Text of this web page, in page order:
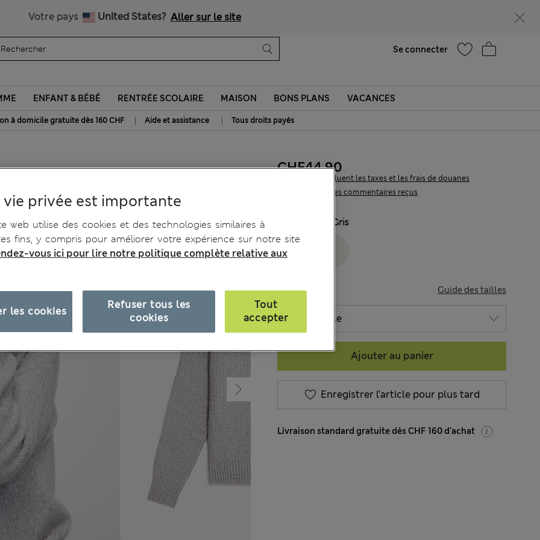
Votre pays United States? Aller sur le site
Se connecter
ENFANT & BÉBÉ RENTRÉE SCOLAIRE MAISON BONS PLANS VACANCES
à domicile gratuite dès 160 CHF | Aide et assistance | Tous droits payés
365 les commentaires reçus
CHF44.90
Tous les prix incluent les taxes et les frais de douanes
Gris
TAILLE Guide des tailles
Ajouter au panier
Enregistrer l’article pour plus tard
Livraison standard gratuite dès CHF 160 d'achat
vie privée est importante
web utilise des cookies et des technologies similaires à
fins, y compris pour améliorer votre expérience sur notre site
vous ici pour lire notre politique complète relative aux
Refuser tous les
cookies
Tout
accepter
les cookies